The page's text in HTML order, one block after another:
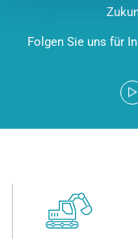
Folgen Sie uns für